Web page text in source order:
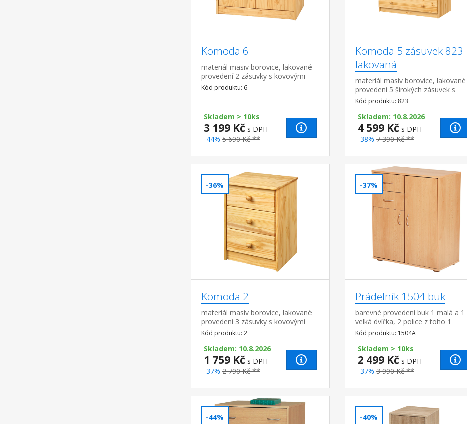
Komoda 6
materiál masiv borovice, lakované
provedení 2 zásuvky s kovovými
pojezdy, skřínka s dvířky a variabilní
policí hloubka zásuvky 27,5 cm
Kód produktu: 6
Skladem > 10ks
3 199 Kč s DPH
-44% 5 690 Kč **
Komoda 5 zásuvek 823
lakovaná
materiál masiv borovice, lakované
provedení 5 širokých zásuvek s
kovovými pojezdy, hloubka zásuvky
36,5 cm
Kód produktu: 823
Skladem: 10.8.2026
4 599 Kč s DPH
-38% 7 390 Kč **
-36%
Komoda 2
materiál masiv borovice, lakované
provedení 3 zásuvky s kovovými
pojezdy, hloubka zásuvky 27,5 cm
Kód produktu: 2
Skladem: 10.8.2026
1 759 Kč s DPH
-37% 2 790 Kč **
-37%
Prádelník 1504 buk
barevné provedení buk 1 malá a 1
velká dvířka, 2 police z toho 1
variabilní 2 zásuvky, hloubka
zásuvky 30 cm
Kód produktu: 1504A
Skladem > 10ks
2 499 Kč s DPH
-37% 3 990 Kč **
-44% -40%